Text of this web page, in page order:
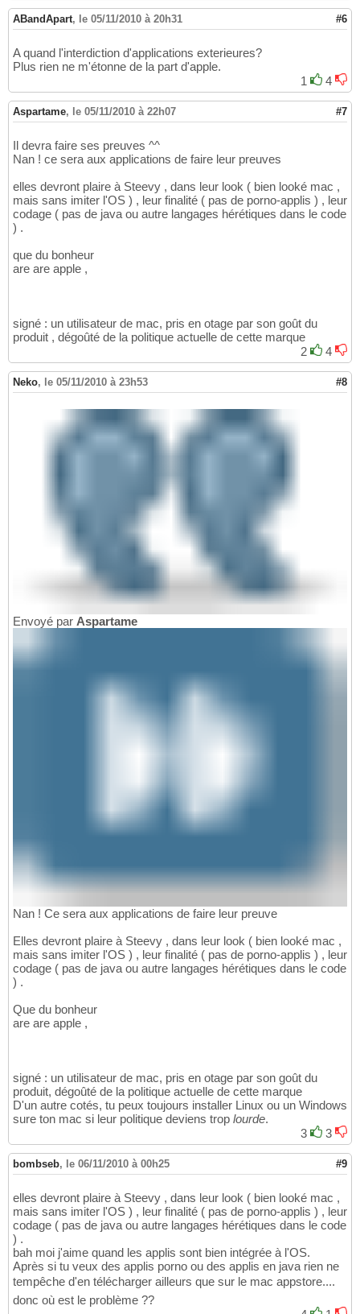
ABandApart, le 05/11/2010 à 20h31 #6
A quand l'interdiction d'applications exterieures?
Plus rien ne m'étonne de la part d'apple.
1
4
Aspartame, le 05/11/2010 à 22h07 #7
Il devra faire ses preuves ^^
Nan ! ce sera aux applications de faire leur preuves
elles devront plaire à Steevy , dans leur look ( bien looké mac ,
mais sans imiter l'OS ) , leur finalité ( pas de porno-applis ) , leur
codage ( pas de java ou autre langages hérétiques dans le code
) .
que du bonheur
are are apple ,
signé : un utilisateur de mac, pris en otage par son goût du
produit , dégoûté de la politique actuelle de cette marque
2
4
Neko, le 05/11/2010 à 23h53 #8
Envoyé par Aspartame
Nan ! Ce sera aux applications de faire leur preuve
Elles devront plaire à Steevy , dans leur look ( bien looké mac ,
mais sans imiter l'OS ) , leur finalité ( pas de porno-applis ) , leur
codage ( pas de java ou autre langages hérétiques dans le code
) .
Que du bonheur
are are apple ,
signé : un utilisateur de mac, pris en otage par son goût du
produit, dégoûté de la politique actuelle de cette marque
D'un autre cotés, tu peux toujours installer Linux ou un Windows
sure ton mac si leur politique deviens trop lourde.
3
3
bombseb, le 06/11/2010 à 00h25 #9
elles devront plaire à Steevy , dans leur look ( bien looké mac ,
mais sans imiter l'OS ) , leur finalité ( pas de porno-applis ) , leur
codage ( pas de java ou autre langages hérétiques dans le code
) .
bah moi j'aime quand les applis sont bien intégrée à l'OS.
Après si tu veux des applis porno ou des applis en java rien ne
tempêche d'en télécharger ailleurs que sur le mac appstore....
donc où est le problème ??